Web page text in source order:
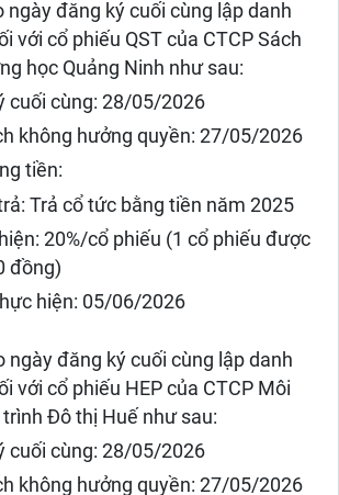
ngày đăng ký cuối cùng lập danh
với cổ phiếu QST của CTCP Sách
học Quảng Ninh như sau:
cuối cùng: 28/05/2026
không hưởng quyền: 27/05/2026
tiền:
Trả cổ tức bằng tiền năm 2025
20%/cổ phiếu (1 cổ phiếu được
đồng)
hiện: 05/06/2026
ngày đăng ký cuối cùng lập danh
với cổ phiếu HEP của CTCP Môi
Đô thị Huế như sau:
cuối cùng: 28/05/2026
không hưởng quyền: 27/05/2026